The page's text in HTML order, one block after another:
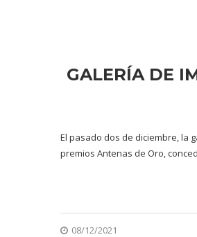
GALERÍA DE
El pasado dos de diciembre, la
premios Antenas de Oro,
08/12/2021